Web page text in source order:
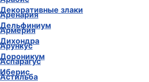
Аренария
Армерия
Арункус
Аспарагус
Астильба
Декоративные злаки
Дельфиниум
Дихондра
Дороникум
Иберис